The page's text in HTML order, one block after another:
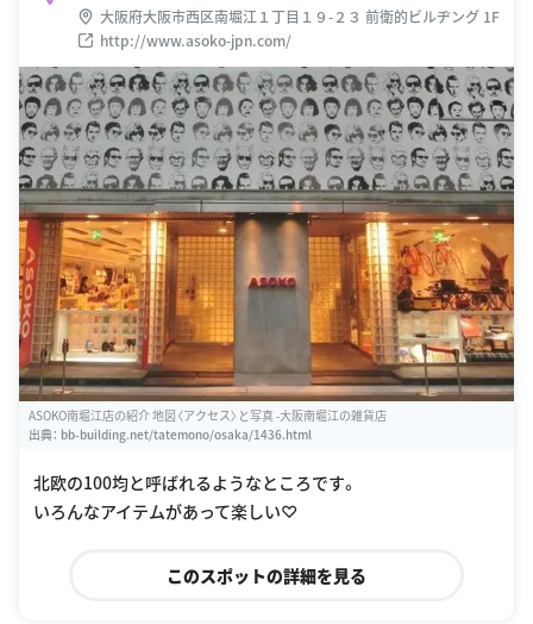
大阪府大阪市西区南堀江１丁目１９-２３ 前衛的ビルヂング 1F
http://www.asoko-jpn.com/
ASOKO南堀江店の紹介 地図〈アクセス〉と写真 -大阪南堀江の雑貨店
出典： bb-building.net/tatemono/osaka/1436.html
北欧の100均と呼ばれるようなところです。
いろんなアイテムがあって楽しい♡
このスポットの詳細を見る